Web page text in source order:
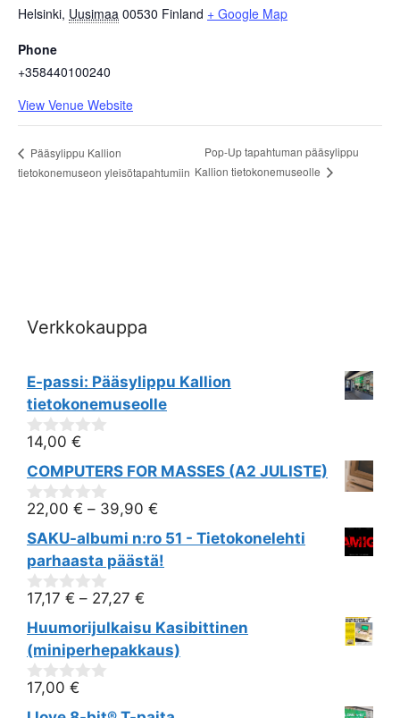
Helsinki, Uusimaa 00530 Finland + Google Map
Phone
+358440100240
View Venue Website
Pääsylippu Kallion
tietokonemuseon yleisötapahtumiin
Pop-Up tapahtuman pääsylippu
Kallion tietokonemuseolle
Verkkokauppa
E-passi: Pääsylippu Kallion
tietokonemuseolle
0
out
of
5
14,00 €
COMPUTERS FOR MASSES (A2 JULISTE)
0
out
of
5
22,00 € – 39,90 €
SAKU-albumi n:ro 51 - Tietokonelehti
parhaasta päästä!
0
out
of
5
17,17 € – 27,27 €
Huumorijulkaisu Kasibittinen
(miniperhepakkaus)
0
out
17,00 €